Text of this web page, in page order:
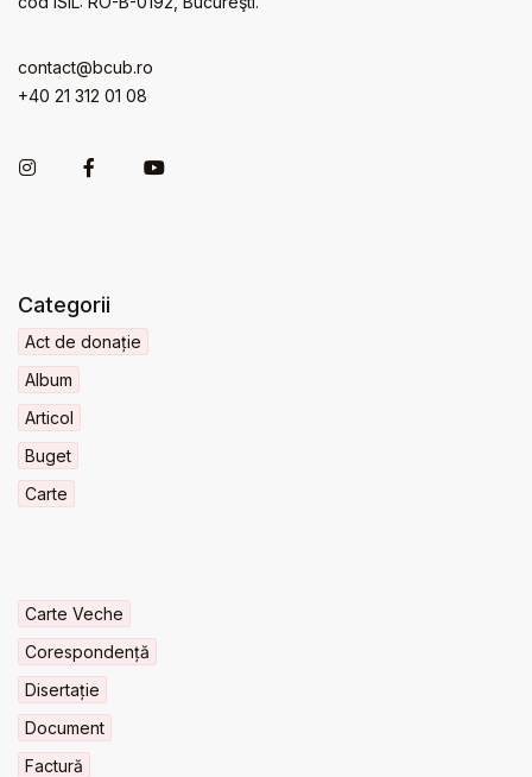
contact@bcub.ro
+40 21 312 01 08
Categorii
Act de donație
Album
Articol
Buget
Carte
Carte Veche
Corespondență
Disertație
Document
Factură